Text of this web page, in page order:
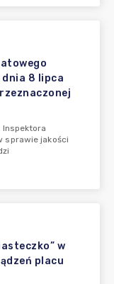
dnia 8 lipca
Inspektora
sprawie jakości
w
placu